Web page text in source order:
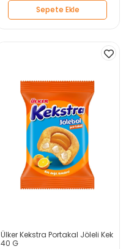
Sepete Ekle
Ülker Kekstra Portakal Jöleli Kek
40 G